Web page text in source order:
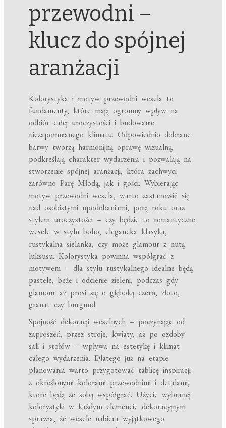
przewodni –
klucz do spójnej
aranżacji
Kolorystyka i motyw przewodni wesela to
fundamenty, które mają ogromny wpływ na
odbiór całej uroczystości i budowanie
niezapomnianego klimatu. Odpowiednio dobrane
barwy tworzą harmonijną oprawę wizualną,
podkreślają charakter wydarzenia i pozwalają na
stworzenie spójnej aranżacji, która zachwyci
zarówno Parę Młodą, jak i gości. Wybierając
motyw przewodni wesela, warto zastanowić się
nad osobistymi upodobaniami, porą roku oraz
stylem uroczystości – czy będzie to romantyczne
wesele w stylu boho, elegancka klasyka,
rustykalna sielanka, czy może glamour z nutą
luksusu. Kolorystyka powinna współgrać z
motywem – dla stylu rustykalnego idealne będą
pastele, beże i odcienie zieleni, podczas gdy
glamour aż prosi się o głęboką czerń, złoto,
granat czy burgund.
Spójność dekoracji weselnych – poczynając od
zaproszeń, przez stroje, kwiaty, aż po ozdoby
sali i stołów – wpływa na estetykę i klimat
całego wydarzenia. Dlatego już na etapie
planowania warto przygotować tablicę inspiracji
z określonymi kolorami przewodnimi i detalami,
które będą ze sobą współgrać. Użycie wybranej
kolorystyki w każdym elemencie dekoracyjnym
sprawia, że wesele nabiera wyjątkowego